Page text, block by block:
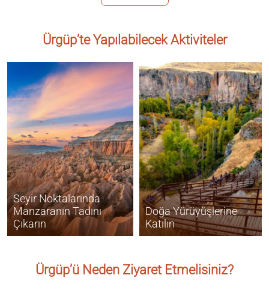
Ürgüp’te Yapılabilecek Aktiviteler
Seyir Noktalarında
Manzaranın Tadını
Çıkarın
Doğa Yürüyüşlerine
Katılın
Ürgüp’ü Neden Ziyaret Etmelisiniz?